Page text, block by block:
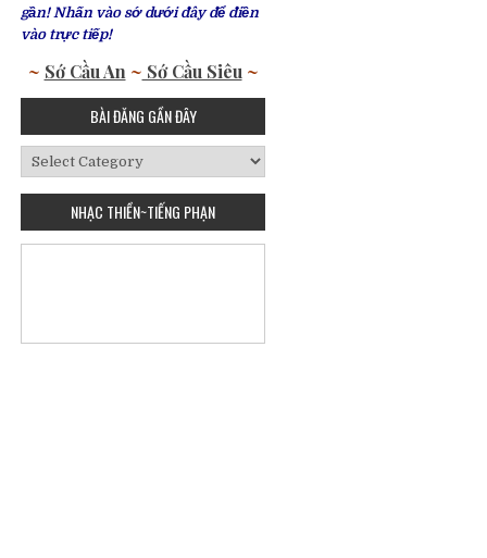
gần! Nhấn vào sớ dưới đây để điền
vào trực tiếp!
~ Sớ Cầu An ~ Sớ Cầu Siêu ~
BÀI ĐĂNG GẦN ĐÂY
Bài
Đăng
Gần
NHẠC THIỀN~TIẾNG PHẠN